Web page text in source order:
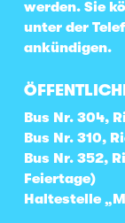
werden. Sie
unter der
ankündigen.
Bus Nr. 304,
Bus Nr. 310,
Bus Nr. 352,
Feiertage)
Haltestelle